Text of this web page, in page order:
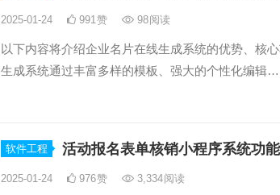
2025-01-24 991赞 98阅读
以下内容将介绍企业名片在线生成系统的优势、核
生成系统通过丰富多样的模板、强大的个性化编辑…
软件工程 活动报名表单核销小程序系统功
2025-01-24 976赞 3,334阅读